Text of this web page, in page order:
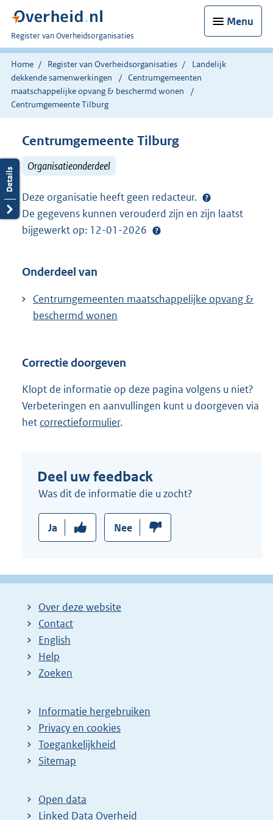
Menu
U
bent
nu
hier:
Register van Overheidsorganisaties
Home Register van Overheidsorganisaties
Landelijk
dekkende samenwerkingen
Centrumgemeenten
maatschappelijke opvang & beschermd wonen
Centrumgemeente Tilburg
Centrumgemeente Tilburg
Organisatieonderdeel
Deze organisatie heeft geen redacteur.
De gegevens kunnen verouderd zijn en zijn laatst
bijgewerkt op: 12-01-2026
Onderdeel van
Centrumgemeenten maatschappelijke opvang &
beschermd wonen
Correctie doorgeven
Klopt de informatie op deze pagina volgens u niet?
Verbeteringen en aanvullingen kunt u doorgeven via
het correctieformulier.
Deel uw feedback
Was dit de informatie die u zocht?
Ja Nee
Over deze website
Contact
English
Help
Zoeken
Informatie hergebruiken
Privacy en cookies
Toegankelijkheid
Sitemap
Open data
Linked Data Overheid